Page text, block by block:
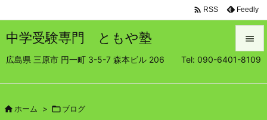
中学受験専門 ともや塾
広島県 三原市 円一町 3-5-7 森本ビル 206 Tel: 090-6401-8109


 RSS Feedly
 ホーム > ブログ